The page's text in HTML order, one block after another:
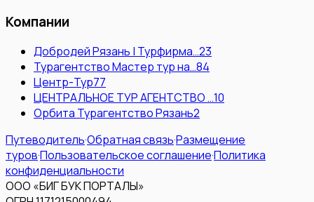
Компании
Добродей Рязань | Турфирма…23
Турагентство Мастер тур на…84
Центр-Тур77
ЦЕНТРАЛЬНОЕ ТУР АГЕНТСТВО …10
Орбита Турагентство Рязань2
Путеводитель·Обратная связь·Размещение
туров·Пользовательское соглашение·Политика
конфиденциальности
ООО «БИГ БУК ПОРТАЛЫ»